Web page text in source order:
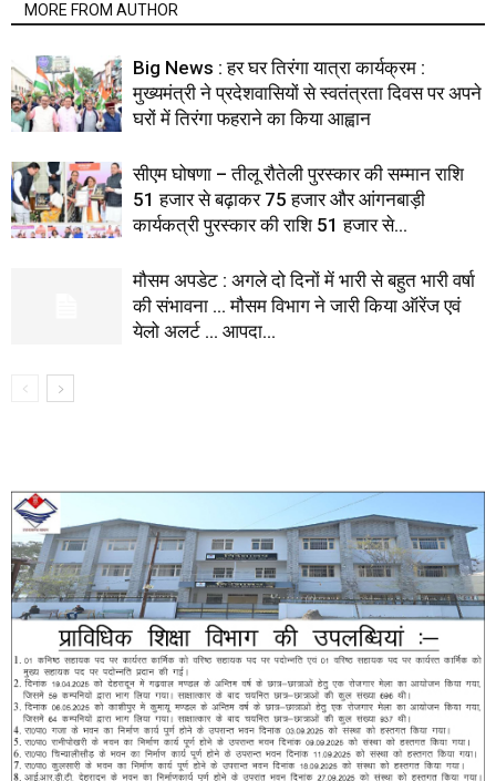
MORE FROM AUTHOR
Big News : हर घर तिरंगा यात्रा कार्यक्रम :
मुख्यमंत्री ने प्रदेशवासियों से स्वतंत्रता दिवस पर अपने
घरों में तिरंगा फहराने का किया आह्वान
सीएम घोषणा – तीलू रौतेली पुरस्कार की सम्मान राशि
51 हजार से बढ़ाकर 75 हजार और आंगनबाड़ी
कार्यकत्री पुरस्कार की राशि 51 हजार से...
मौसम अपडेट : अगले दो दिनों में भारी से बहुत भारी वर्षा
की संभावना … मौसम विभाग ने जारी किया ऑरेंज एवं
येलो अलर्ट … आपदा...